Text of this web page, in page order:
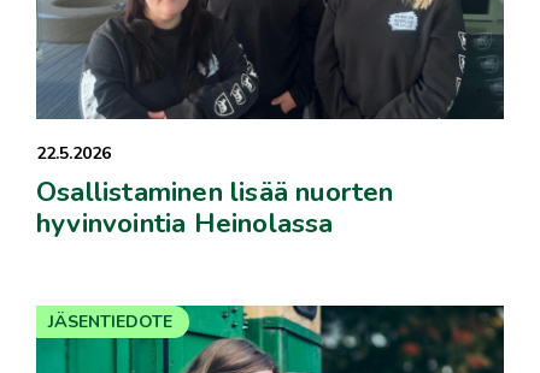
22.5.2026
Osallistaminen lisää nuorten
hyvinvointia Heinolassa
JÄSENTIEDOTE